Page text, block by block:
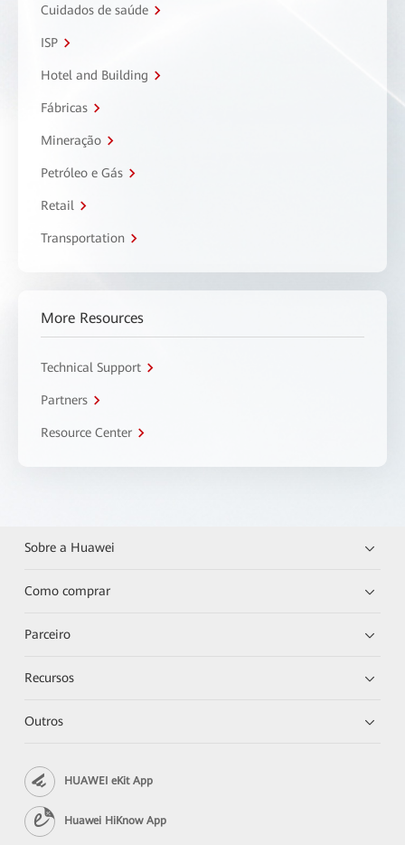
Cuidados de saúde
ISP
Hotel and Building
Fábricas
Mineração
Petróleo e Gás
Retail
Transportation
More Resources
Technical Support
Partners
Resource Center
Sobre a Huawei
Como comprar
Parceiro
Recursos
Outros
HUAWEI eKit App
Huawei HiKnow App